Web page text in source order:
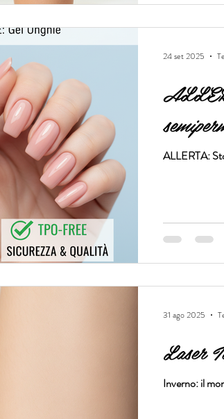
ALLERTA:
24 set 2025
Laser
Inverno: il
31 ago 2025